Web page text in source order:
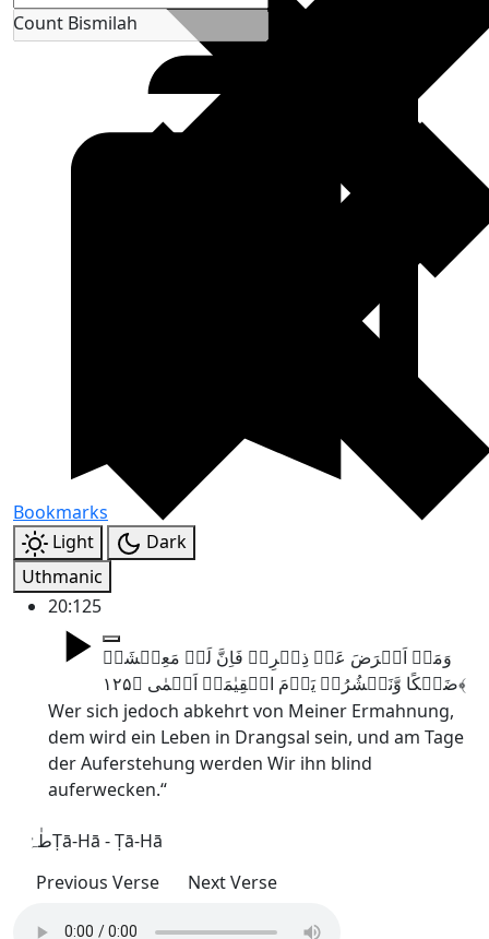
Count Bismilah
Bookmarks
Light
Dark
Uthmanic
20:125
وَمَنۡ اَعۡرَضَ عَنۡ ذِکۡرِیۡ فَاِنَّ لَہٗ مَعِیۡشَۃً
ضَنۡکًا وَّنَحۡشُرُہٗ یَوۡمَ الۡقِیٰمَۃِ اَعۡمٰی ﴿۱۲۵﴾
Wer sich jedoch abkehrt von Meiner Ermahnung,
dem wird ein Leben in Drangsal sein, und am Tage
der Auferstehung werden Wir ihn blind
auferwecken.“
طٰہٰṬā-Hā - Ṭā-Hā
Previous Verse
Next Verse